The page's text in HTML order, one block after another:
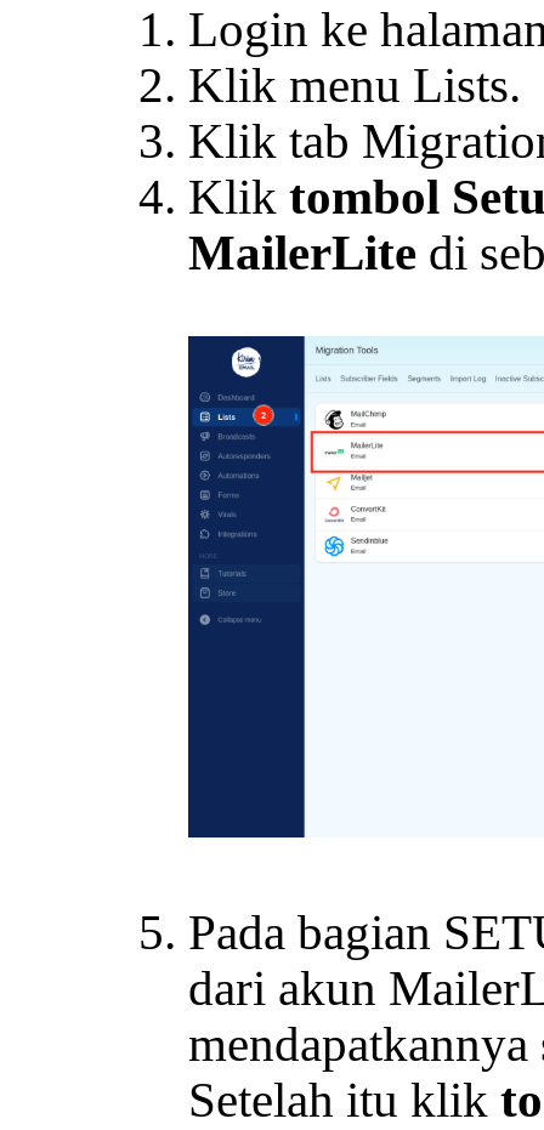
Login ke
Klik menu Lists.
Klik tab
Klik tombol
MailerLite di
Pada bagian
dari akun
mendapatkannya
Setelah itu klik